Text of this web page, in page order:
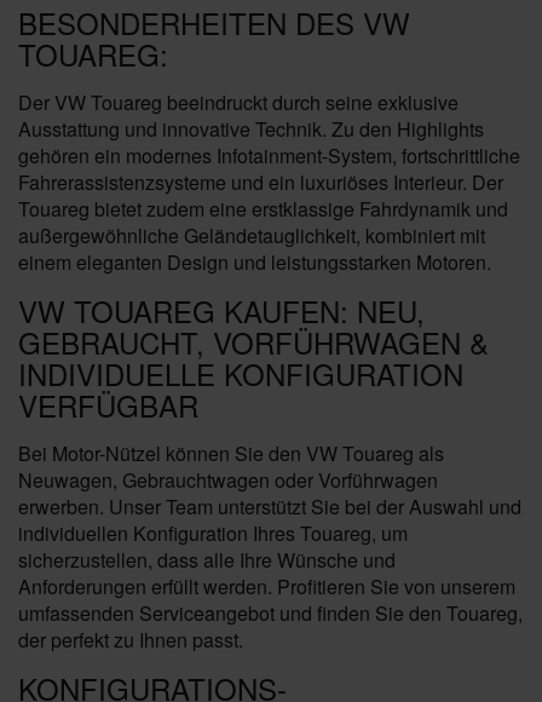
BESONDERHEITEN DES VW
TOUAREG:
Der VW Touareg beeindruckt durch seine exklusive
Ausstattung und innovative Technik. Zu den Highlights
gehören ein modernes Infotainment-System, fortschrittliche
Fahrerassistenzsysteme und ein luxuriöses Interieur. Der
Touareg bietet zudem eine erstklassige Fahrdynamik und
außergewöhnliche Geländetauglichkeit, kombiniert mit
einem eleganten Design und leistungsstarken Motoren.
VW TOUAREG KAUFEN: NEU,
GEBRAUCHT, VORFÜHRWAGEN &
INDIVIDUELLE KONFIGURATION
VERFÜGBAR
Bei Motor-Nützel können Sie den VW Touareg als
Neuwagen, Gebrauchtwagen oder Vorführwagen
erwerben. Unser Team unterstützt Sie bei der Auswahl und
individuellen Konfiguration Ihres Touareg, um
sicherzustellen, dass alle Ihre Wünsche und
Anforderungen erfüllt werden. Profitieren Sie von unserem
umfassenden Serviceangebot und finden Sie den Touareg,
der perfekt zu Ihnen passt.
KONFIGURATIONS-